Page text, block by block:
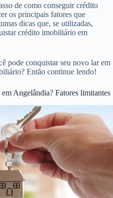
de como conseguir crédito
os principais fatores que
dicas que, se utilizadas,
crédito imobiliário em
pode conquistar seu novo lar em
Então continue lendo!
Angelândia? Fatores limitantes